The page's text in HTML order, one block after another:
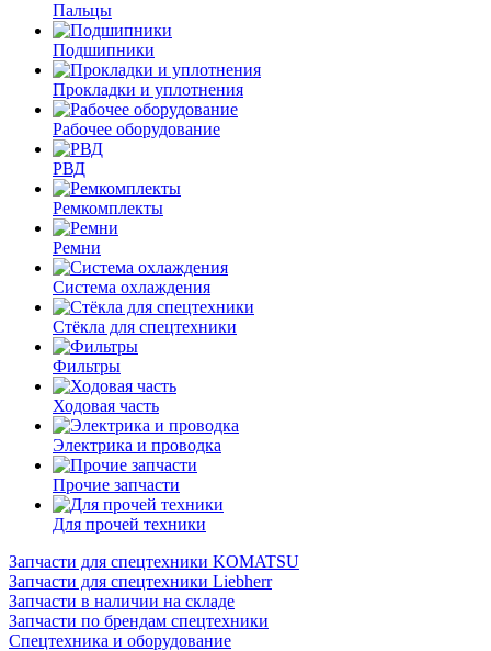
Пальцы
Подшипники
Прокладки и уплотнения
Рабочее оборудование
РВД
Ремкомплекты
Ремни
Система охлаждения
Стёкла для спецтехники
Фильтры
Ходовая часть
Электрика и проводка
Прочие запчасти
Для прочей техники
Запчасти для спецтехники KOMATSU
Запчасти для спецтехники Liebherr
Запчасти в наличии на складе
Запчасти по брендам спецтехники
Спецтехника и оборудование